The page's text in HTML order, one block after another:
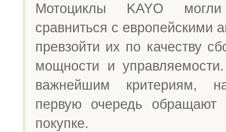
Мотоциклы KAYO
сравниться с европейскими
превзойти их по качеству
мощности и
важнейшим критериям,
первую очередь обращают
покупке.